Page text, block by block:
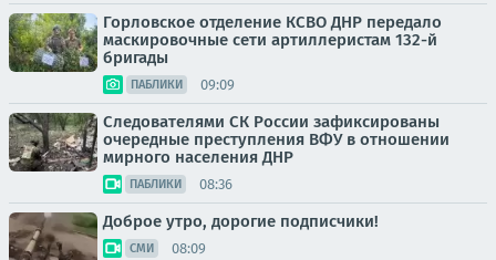
Горловское отделение КСВО ДНР передало
маскировочные сети артиллеристам 132-й
бригады
ПАБЛИКИ 09:09
Следователями СК России зафиксированы
очередные преступления ВФУ в отношении
мирного населения ДНР
ПАБЛИКИ 08:36
Доброе утро, дорогие подписчики!
СМИ 08:09